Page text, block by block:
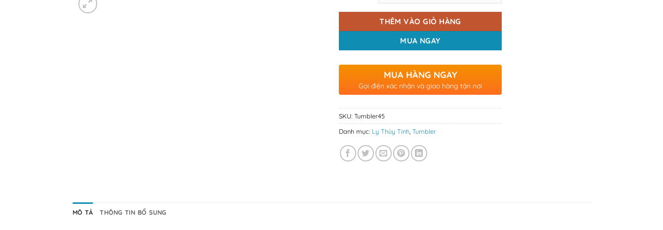
THÊM VÀO GIỎ HÀNG
MUA NGAY
MUA HÀNG NGAY
Gọi điện xác nhận và giao hàng tận nơi
SKU: Tumbler45
Danh mục: Ly Thủy Tinh Tumbler
MÔ TẢ THÔNG TIN BỔ SUNG